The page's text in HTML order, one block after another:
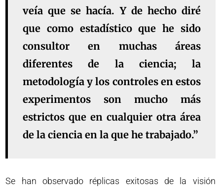
veía que se hacía. Y de hecho diré
que como estadístico que he sido
consultor en muchas áreas
diferentes de la ciencia; la
metodología y los controles en estos
experimentos son mucho más
estrictos que en cualquier otra área
de la ciencia en la que he trabajado.”
Se han observado réplicas exitosas de la visión